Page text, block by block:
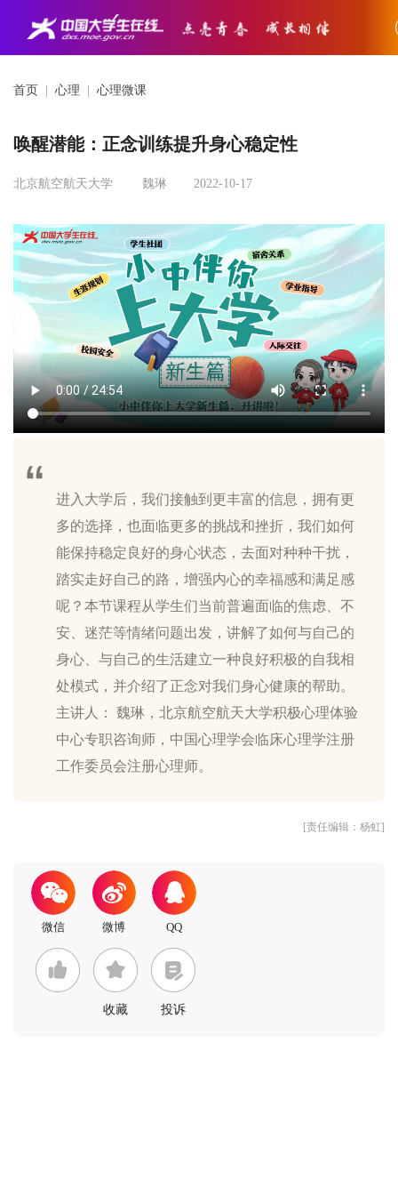
首页 心理 心理微课
唤醒潜能：正念训练提升身心稳定性
北京航空航天大学 魏琳 2022-10-17
进入大学后，我们接触到更丰富的信息，拥有更
多的选择，也面临更多的挑战和挫折，我们如何
能保持稳定良好的身心状态，去面对种种干扰，
踏实走好自己的路，增强内心的幸福感和满足感
呢？本节课程从学生们当前普遍面临的焦虑、不
安、迷茫等情绪问题出发，讲解了如何与自己的
身心、与自己的生活建立一种良好积极的自我相
处模式，并介绍了正念对我们身心健康的帮助。
主讲人： 魏琳，北京航空航天大学积极心理体验
中心专职咨询师，中国心理学会临床心理学注册
[责任编辑：杨虹]
收藏 投诉